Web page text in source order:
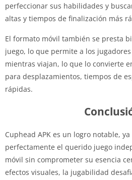
perfeccionar sus habilidades y
altas y tiempos de finalización más
El formato móvil también se presta
juego, lo que permite a los
mientras viajan, lo que lo convierte
para desplazamientos, tiempos de
rápidas.
Cuphead APK es un logro notable,
perfectamente el querido juego
móvil sin comprometer su esencia
efectos visuales, la jugabilidad